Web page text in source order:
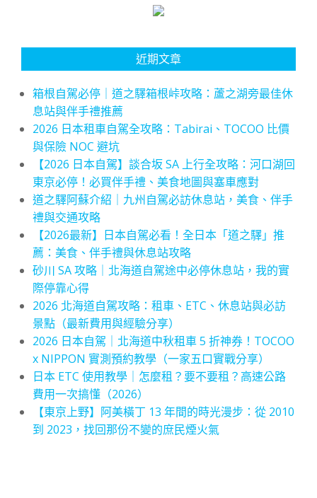
近期文章
箱根自駕必停｜道之驛箱根峠攻略：蘆之湖旁最佳休
息站與伴手禮推薦
2026 日本租車自駕全攻略：Tabirai、TOCOO 比價
與保險 NOC 避坑
【2026 日本自駕】談合坂 SA 上行全攻略：河口湖回
東京必停！必買伴手禮、美食地圖與塞車應對
道之驛阿蘇介紹｜九州自駕必訪休息站，美食、伴手
禮與交通攻略
【2026最新】日本自駕必看！全日本「道之驛」推
薦：美食、伴手禮與休息站攻略
砂川 SA 攻略｜北海道自駕途中必停休息站，我的實
際停靠心得
2026 北海道自駕攻略：租車、ETC、休息站與必訪
景點（最新費用與經驗分享）
2026 日本自駕｜北海道中秋租車 5 折神券！TOCOO
x NIPPON 實測預約教學（一家五口實戰分享）
日本 ETC 使用教學｜怎麼租？要不要租？高速公路
費用一次搞懂（2026）
【東京上野】阿美橫丁 13 年間的時光漫步：從 2010
到 2023，找回那份不變的庶民煙火氣